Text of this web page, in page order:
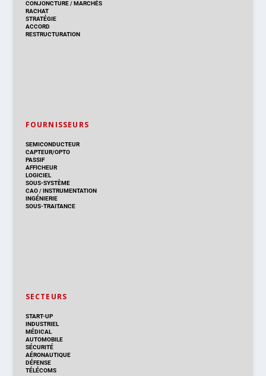
CONJONCTURE/MARCHÉS
RACHAT
STRATÉGIE
ACCORD
RESTRUCTURATION
FOURNISSEURS
SEMICONDUCTEUR
CAPTEUR/OPTO
PASSIF
AFFICHEUR
LOGICIEL
SOUS-SYSTÈME
CAO/INSTRUMENTATION
INGÉNIERIE
SOUS-TRAITANCE
SECTEURS
START-UP
INDUSTRIEL
MÉDICAL
AUTOMOBILE
SÉCURITÉ
AÉRONAUTIQUE
DÉFENSE
TÉLÉCOMS